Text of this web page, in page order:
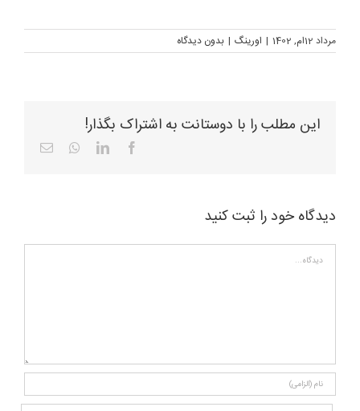
مرداد 12ام, 1402 | اورینگ | بدون ديدگاه
این مطلب را با دوستانت به اشتراک بگذار!
Facebook
LinkedIn
Whatsapp
Email
دیدگاه خود را ثبت کنید
دیدگاه